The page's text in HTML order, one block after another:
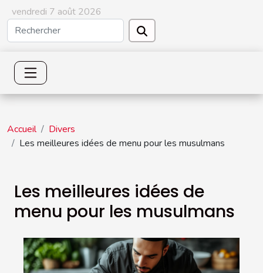
vendredi 7 août 2026
Accueil
Divers
Les meilleures idées de menu pour les musulmans
Les meilleures idées de
menu pour les musulmans